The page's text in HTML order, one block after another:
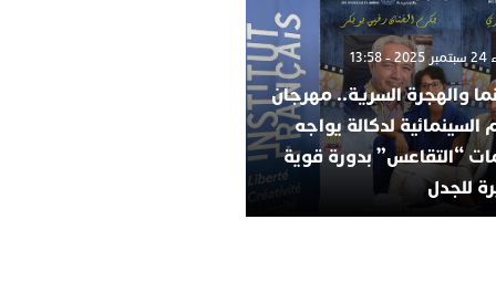
والهجرة السرية.. مهرجان
السينمائية لدكالة يواجه
“التقاعس” بدورة قوية
للجدل